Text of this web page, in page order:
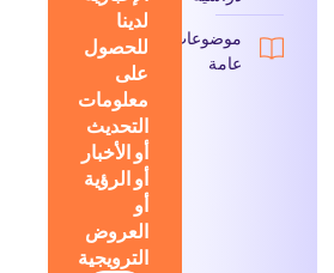
موضوعات
عامة
لدينا
للحصول
على
معلومات
التحديث
أو الأخبار
أو الرؤية
أو
العروض
الترويجية